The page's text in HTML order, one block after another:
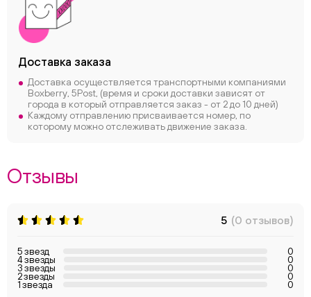
Доставка заказа
Доставка осуществляется транспортными компаниями
Boxberry, 5Post, (время и сроки доставки зависят от
города в который отправляется заказ - от 2 до 10 дней)
Каждому отправлению присваивается номер, по
которому можно отслеживать движение заказа.
Отзывы
5 (0 отзывов)
5 звезд 0
4 звезды 0
3 звезды 0
2 звезды 0
1 звезда 0